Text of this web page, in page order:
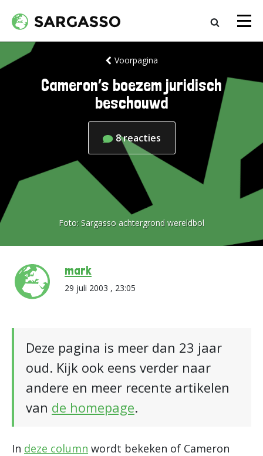
Voorpagina
Cameron’s boezem juridisch
beschouwd
8reacties
Foto: Sargasso achtergrond wereldbol
mark
29 juli 2003 , 23:05
Deze pagina is meer dan 23 jaar
oud. Kijk ook eens verder naar
andere en meer recente artikelen
van de homepage.
In deze column wordt bekeken of Cameron